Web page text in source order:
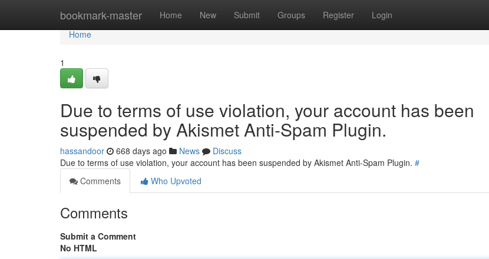
bookmark-master Home New Submit Groups Register Login
Home
Home
1
Due to terms of use violation, your account has been
suspended by Akismet Anti-Spam Plugin.
hassandoor 668 days ago News
Discuss
Due to terms of use violation, your account has been suspended by Akismet Anti-Spam Plugin. #
Comments
Who Upvoted
Comments
Submit a Comment
No HTML